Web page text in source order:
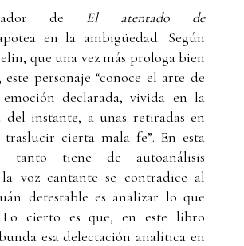
de El atentado de
en la ambigüedad. Según
que una vez más prologa bien
personaje “conoce el arte de
declarada, vivida en la
del instante, a unas retiradas en
traslucir cierta mala fe”. En esta
tanto tiene de autoanálisis
voz cantante se contradice al
detestable es analizar lo que
Lo cierto es que, en este libro
esa delectación analítica en